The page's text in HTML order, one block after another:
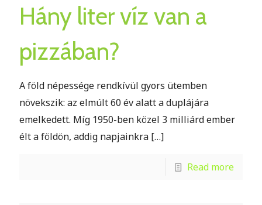
Hány liter víz van a
pizzában?
A föld népessége rendkívül gyors ütemben
növekszik: az elmúlt 60 év alatt a duplájára
emelkedett. Míg 1950-ben közel 3 milliárd ember
élt a földön, addig napjainkra […]
Read more